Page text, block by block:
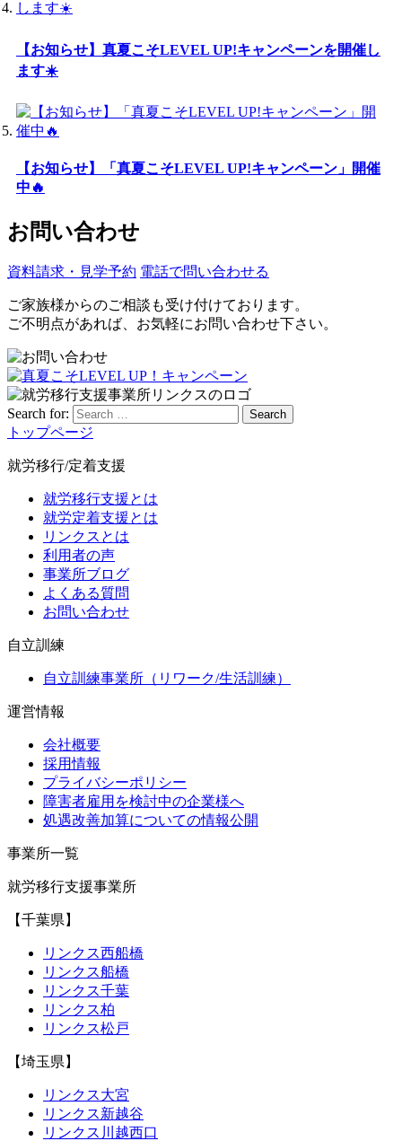
【お知らせ】真夏こそLEVEL UP!キャンペーンを開催し
ます☀️
【お知らせ】「真夏こそLEVEL UP!キャンペーン」開催
中🔥
お問い合わせ
資料請求・見学予約 電話で問い合わせる
ご家族様からのご相談も受け付けております。
ご不明点があれば、お気軽にお問い合わせ下さい。
Search for: Search
トップページ
就労移行/定着支援
就労移行支援とは
就労定着支援とは
リンクスとは
利用者の声
事業所ブログ
よくある質問
お問い合わせ
自立訓練
自立訓練事業所（リワーク/生活訓練）
運営情報
会社概要
採用情報
プライバシーポリシー
障害者雇用を検討中の企業様へ
処遇改善加算についての情報公開
事業所一覧
就労移行支援事業所
【千葉県】
リンクス西船橋
リンクス船橋
リンクス千葉
リンクス柏
リンクス松戸
【埼玉県】
リンクス大宮
リンクス新越谷
リンクス川越西口